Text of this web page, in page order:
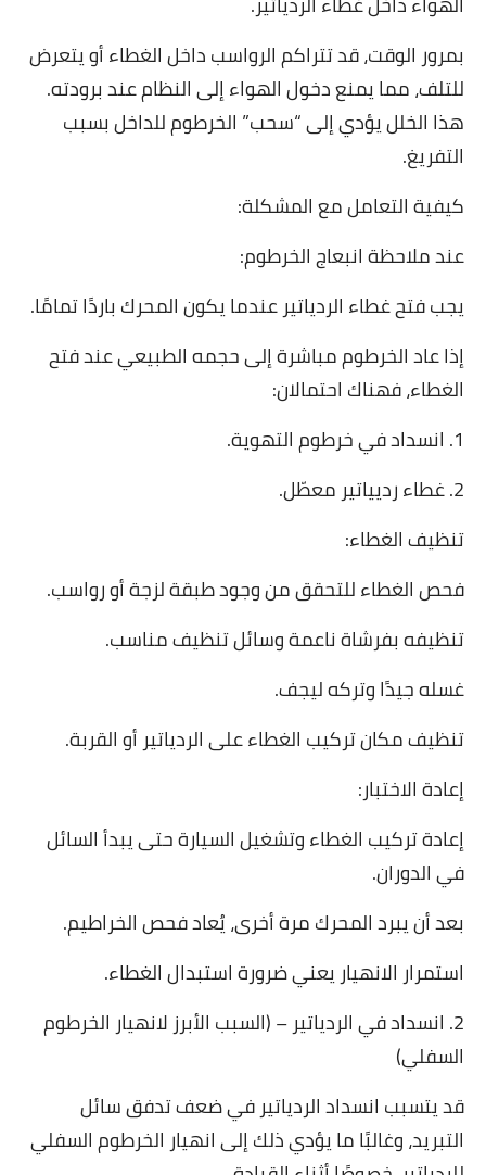
بمرور الوقت، قد تتراكم الرواسب داخل الغطاء أو يتعرض
للتلف، مما يمنع دخول الهواء إلى النظام عند برودته.
هذا الخلل يؤدي إلى “سحب” الخرطوم للداخل بسبب
التفريغ.
كيفية التعامل مع المشكلة:
عند ملاحظة انبعاج الخرطوم:
يجب فتح غطاء الردياتير عندما يكون المحرك باردًا تمامًا.
إذا عاد الخرطوم مباشرة إلى حجمه الطبيعي عند فتح
الغطاء، فهناك احتمالان:
1. انسداد في خرطوم التهوية.
2. غطاء رديياتير معطّل.
تنظيف الغطاء:
فحص الغطاء للتحقق من وجود طبقة لزجة أو رواسب.
تنظيفه بفرشاة ناعمة وسائل تنظيف مناسب.
غسله جيدًا وتركه ليجف.
تنظيف مكان تركيب الغطاء على الردياتير أو القربة.
إعادة الاختبار:
إعادة تركيب الغطاء وتشغيل السيارة حتى يبدأ السائل
في الدوران.
بعد أن يبرد المحرك مرة أخرى، يُعاد فحص الخراطيم.
استمرار الانهيار يعني ضرورة استبدال الغطاء.
2. انسداد في الردياتير – (السبب الأبرز لانهيار الخرطوم
السفلي)
قد يتسبب انسداد الردياتير في ضعف تدفق سائل
التبريد، وغالبًا ما يؤدي ذلك إلى انهيار الخرطوم السفلي